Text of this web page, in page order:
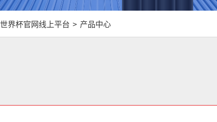
世界杯官网线上平台 > 产品中心